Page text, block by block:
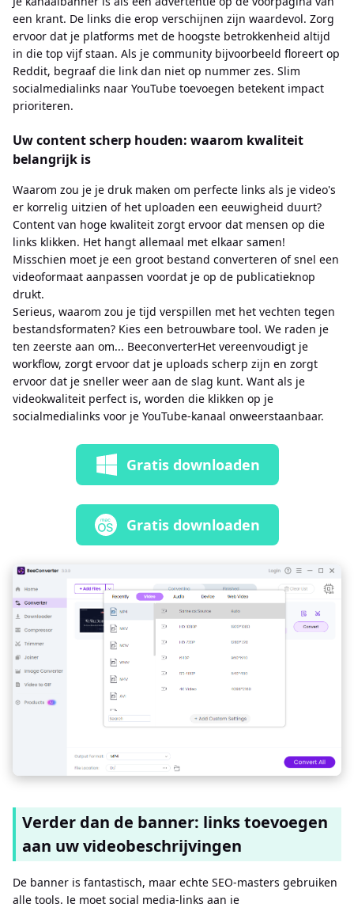
een krant. De links die erop verschijnen zijn waardevol. Zorg
ervoor dat je platforms met de hoogste betrokkenheid altijd
in die top vijf staan. Als je community bijvoorbeeld floreert op
Reddit, begraaf die link dan niet op nummer zes. Slim
socialmedialinks naar YouTube toevoegen betekent impact
prioriteren.
Uw content scherp houden: waarom kwaliteit
belangrijk is
Waarom zou je je druk maken om perfecte links als je video's
er korrelig uitzien of het uploaden een eeuwigheid duurt?
Content van hoge kwaliteit zorgt ervoor dat mensen op die
links klikken. Het hangt allemaal met elkaar samen!
Misschien moet je een groot bestand converteren of snel een
videoformaat aanpassen voordat je op de publicatieknop
drukt.
Serieus, waarom zou je tijd verspillen met het vechten tegen
bestandsformaten? Kies een betrouwbare tool. We raden je
ten zeerste aan om... BeeconverterHet vereenvoudigt je
workflow, zorgt ervoor dat je uploads scherp zijn en zorgt
ervoor dat je sneller weer aan de slag kunt. Want als je
videokwaliteit perfect is, worden die klikken op je
socialmedialinks voor je YouTube-kanaal onweerstaanbaar.
Gratis downloaden
Gratis downloaden
Verder dan de banner: links toevoegen
aan uw videobeschrijvingen
De banner is fantastisch, maar echte SEO-masters gebruiken
alle tools. Je moet social media-links aan je